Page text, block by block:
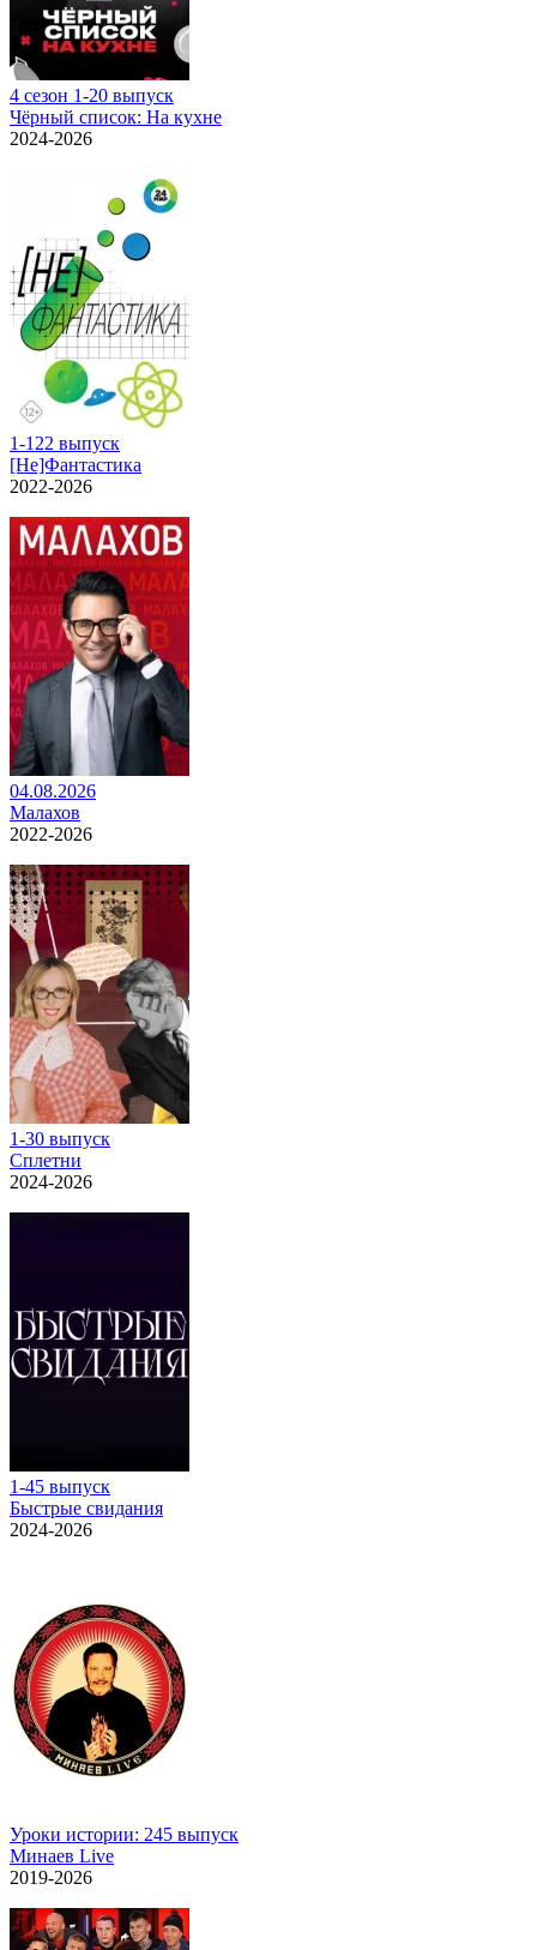
4 сезон 1-20 выпуск
Чёрный список: На кухне
2024-2026
1-122 выпуск
[Не]Фантастика
2022-2026
04.08.2026
Малахов
2022-2026
1-30 выпуск
Сплетни
2024-2026
1-45 выпуск
Быстрые свидания
2024-2026
Уроки истории: 245 выпуск
Минаев Live
2019-2026